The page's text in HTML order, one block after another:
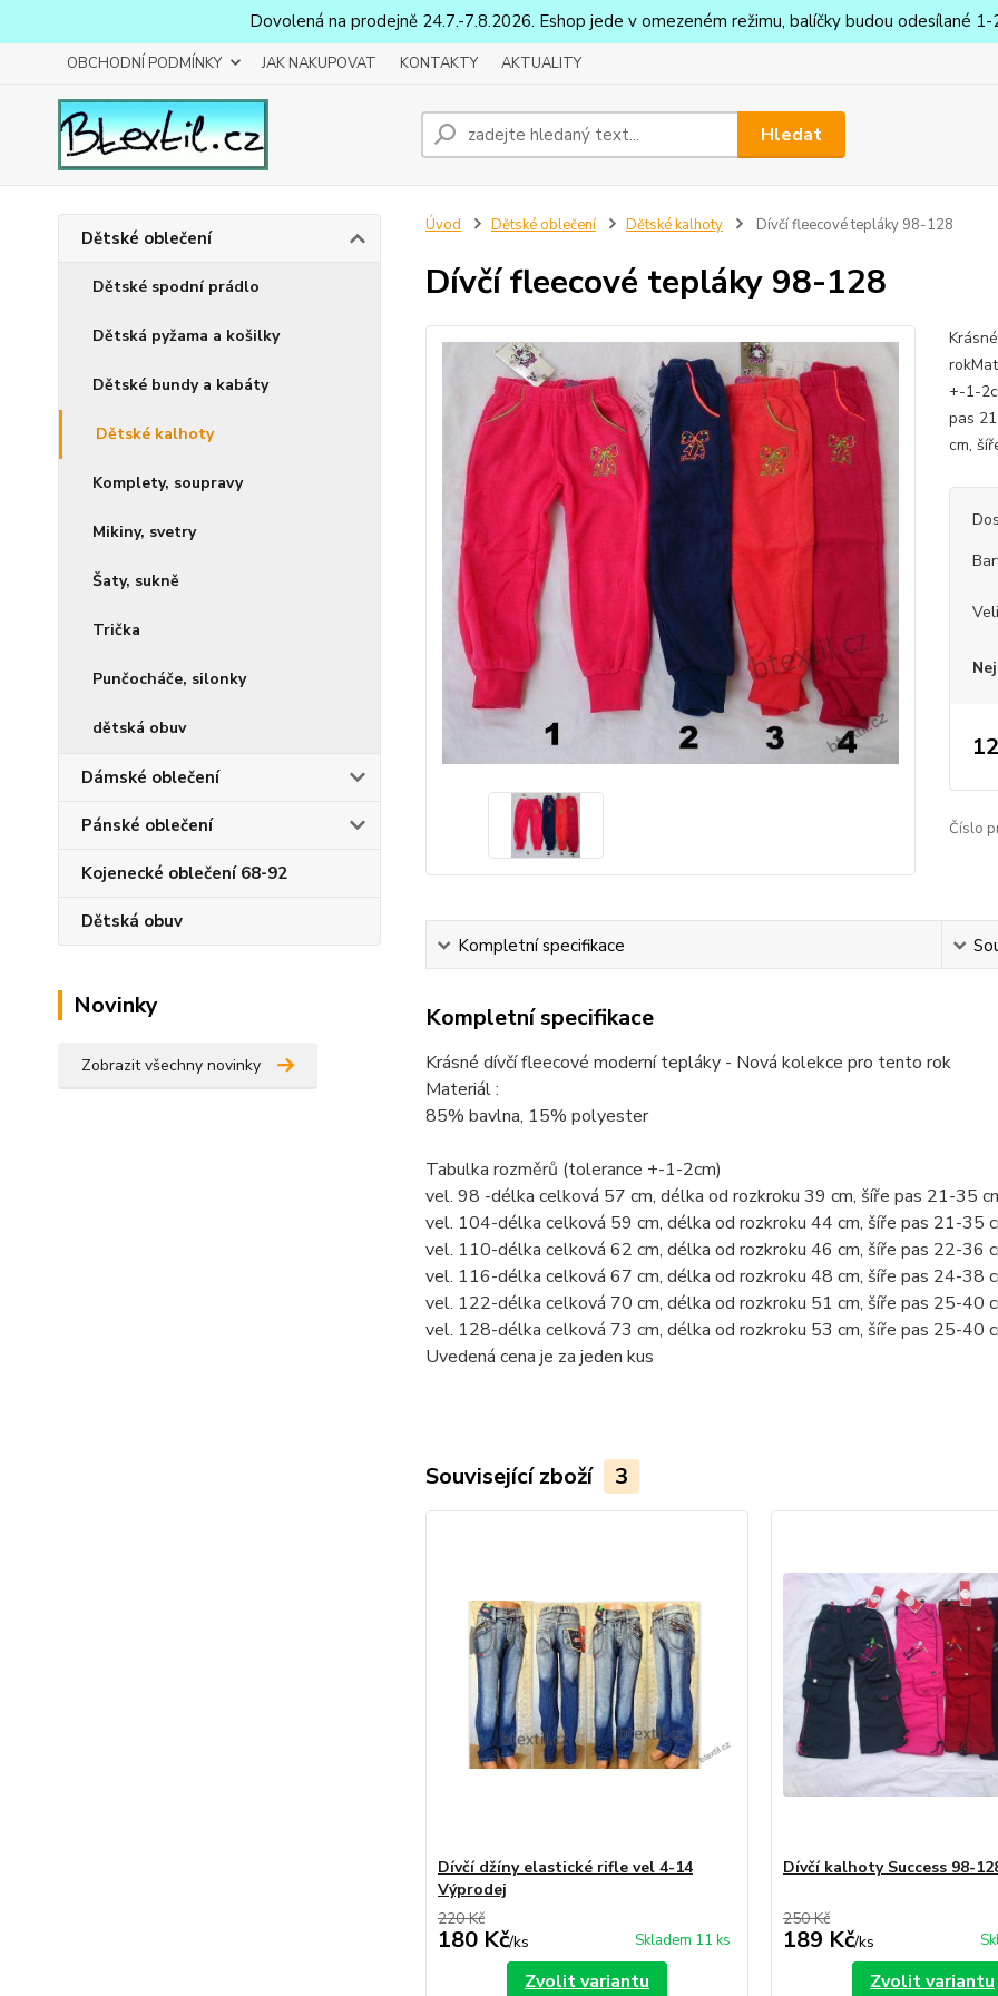
Dovolená na prodejně 24.7.-7.8.2026. Eshop jede v omezeném režimu, balíčky budou odesílané
OBCHODNÍ PODMÍNKY JAK NAKUPOVAT KONTAKTY AKTUALITY
Hledat
Dětské oblečení
Dětské spodní prádlo
Dětská pyžama a košilky
Dětské bundy a kabáty
Dětské kalhoty
Komplety, soupravy
Mikiny, svetry
Šaty, sukně
Trička
Punčocháče, silonky
dětská obuv
Dámské oblečení
Pánské oblečení
Kojenecké oblečení 68-92
Dětská obuv
Novinky
Zobrazit všechny novinky
Úvod Dětské oblečení Dětské kalhoty Dívčí fleecové tepláky 98-128
Dívčí fleecové tepláky 98-128
+-1-
pas
cm,
Číslo
Kompletní specifikace
Kompletní specifikace
Krásné dívčí fleecové moderní tepláky - Nová kolekce pro tento rok
Materiál :
85% bavlna, 15% polyester
Tabulka rozměrů (tolerance +-1-2cm)
vel. 98 -délka celková 57 cm, délka od rozkroku 39 cm, šíře pas 21-35
vel. 104-délka celková 59 cm, délka od rozkroku 44 cm, šíře pas 21-35
vel. 110-délka celková 62 cm, délka od rozkroku 46 cm, šíře pas 22-36
vel. 116-délka celková 67 cm, délka od rozkroku 48 cm, šíře pas 24-38
vel. 122-délka celková 70 cm, délka od rozkroku 51 cm, šíře pas 25-40
vel. 128-délka celková 73 cm, délka od rozkroku 53 cm, šíře pas 25-40
Uvedená cena je za jeden kus
Související zboží 3
Dívčí džíny elastické rifle vel 4-14
Výprodej
220 Kč
180 Kč/ks Skladem 11 ks
Zvolit variantu
Dívčí kalhoty Success 98-
250 Kč
189 Kč/ks
Zvolit variantu